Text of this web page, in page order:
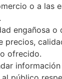
o a las
engañosa o
precios,
ofrecido.
información